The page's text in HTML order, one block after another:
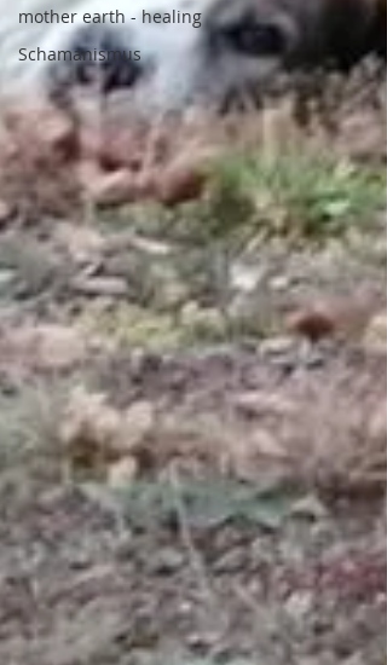
mother earth - healing
Schamanismus